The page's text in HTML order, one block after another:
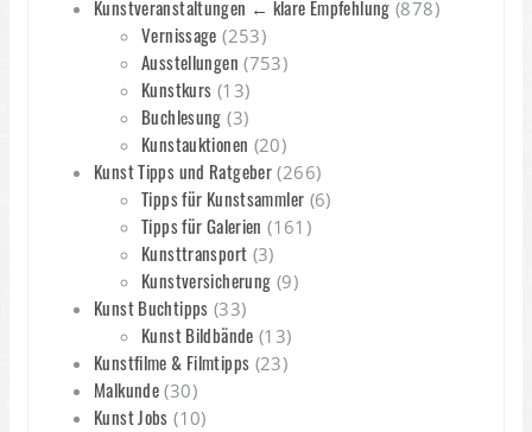
Kunstveranstaltungen ← klare Empfehlung (878)
Vernissage (253)
Ausstellungen (753)
Kunstkurs (13)
Buchlesung (3)
Kunstauktionen (20)
Kunst Tipps und Ratgeber (266)
Tipps für Kunstsammler (6)
Tipps für Galerien (161)
Kunsttransport (3)
Kunstversicherung (9)
Kunst Buchtipps (33)
Kunst Bildbände (13)
Kunstfilme & Filmtipps (23)
Malkunde (30)
Kunst Jobs (10)